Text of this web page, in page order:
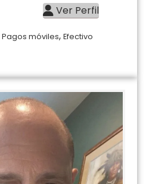
Ver Perfil
Pagos móviles, Efectivo